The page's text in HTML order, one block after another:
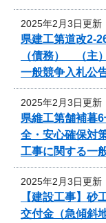
2025年2月3日更新
県建工第道改2-
（債務） （主
一般競争入札公
2025年2月3日更新
県維工第舗補暮
全・安心確保対
工事に関する一
2025年2月3日更新
【建設工事】
交付金（急傾斜